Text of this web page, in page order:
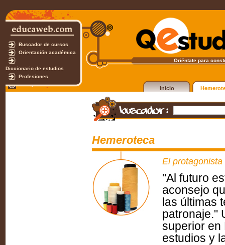
Buscador de cursos
Orientación académica
Diccionario de estudios
Profesiones
Test gratuito
Oriéntate para
Inicio
Hemeroteca
El
"Al futuro
aconsejo
las últimas
patronaje."
superior en
estudios y